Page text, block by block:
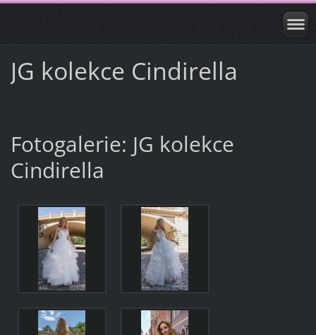
JG kolekce Cindirella
Fotogalerie: JG kolekce
Cindirella